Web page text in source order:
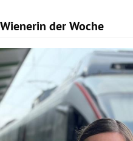
Wienerin der Woche
Slide 1 von 7